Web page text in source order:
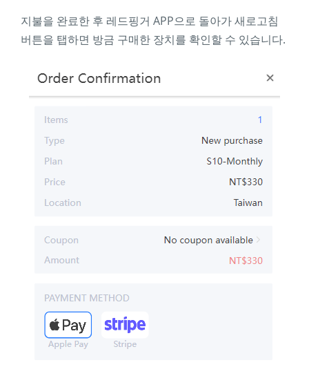
지불을 완료한 후 레드핑거 APP으로 돌아가 새로고침
버튼을 탭하면 방금 구매한 장치를 확인할 수 있습니다.